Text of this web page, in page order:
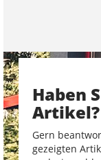
Haben
Artikel?
Gern
gezeigten